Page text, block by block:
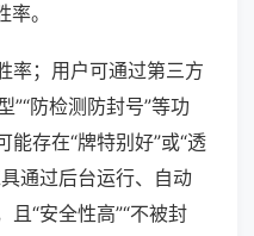
。
率；用户可通过第三方
”“防检测防封号”等功
存在“牌特别好”或“透
通过后台运行、自动
“安全性高”“不被封